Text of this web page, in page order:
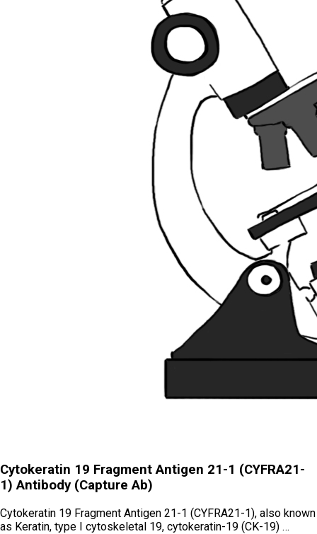
Cytokeratin 19 Fragment Antigen 21-1 (CYFRA21-
1) Antibody (Capture Ab)
Cytokeratin 19 Fragment Antigen 21-1 (CYFRA21-1), also known
as Keratin, type I cytoskeletal 19, cytokeratin-19 (CK-19) …